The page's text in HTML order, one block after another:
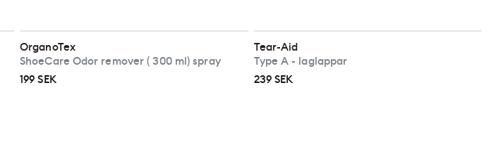
OrganoTex
ShoeCare Odor remover ( 300 ml) spray
199 SEK
Tear-Aid
Type A - laglappar
239 SEK